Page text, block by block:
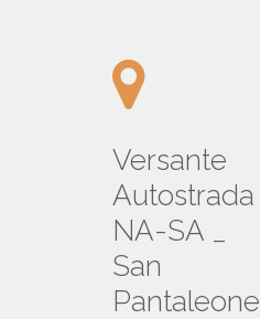
Versante
Autostrada
NA-SA _
San
Pantaleone